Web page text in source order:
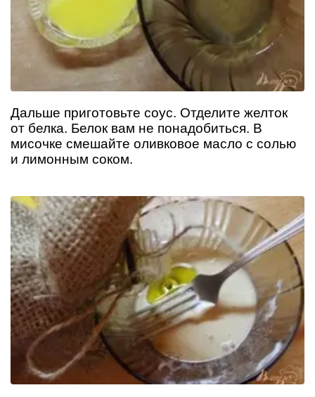
Дальше приготовьте соус. Отделите желток
от белка. Белок вам не понадобиться. В
мисочке смешайте оливковое масло с солью
и лимонным соком.